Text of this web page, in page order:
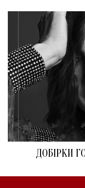
ДОБІРКИ